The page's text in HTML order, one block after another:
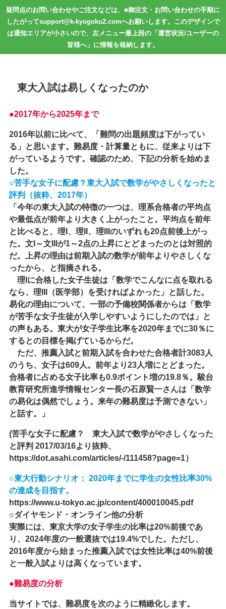
疑問点のお問い合わせやご注文などは、■御注文・お問い合わせの手順に
したがってsupport@k-kyogoku2.comへお願いします。このデザインで
は通知エリアが小さいので、左メニュー最上段の「運営状況/ユーザーの
皆様へ」に情報を格納します。
東大入試は易しくなったのか
●2017年から2025年まで
2016年以前に比べて、「難問の出題頻度は下がってい
る」と思います。難易度・計算量ともに、従来よりは下
がっているようです。確認のため、下記の分析を始めま
した。
○苦手な女子に配慮？東大入試で数学がやさしくなったと
評判（抜粋、2017年）
「今年の東大入試の特徴の一つは、理系合格者の平均点
や最低点が前年より大きく上がったこと。平均点を前年
と比べると、理I、理II、理IIIのいずれも20点前後上がっ
た。文I～文IIIが1～2点の上昇にとどまったのとは対照的
だ。上昇の理由は前期入試の数学が前年よりやさしくな
ったから、と指摘される。
理Iに合格した女子生徒は「数学でこんなに点を取れる
なら、理III（医学部）を受ければよかった」と話した。
易化の理由について、一部の予備校関係者からは「数学
が苦手な女子生徒が入学しやすいようにしたのでは」と
の声もある。東大が女子学生比率を2020年までに30％に
するとの目標を掲げているからだ。
ただ、推薦入試と前期入試を合わせた合格者計3083人
のうち、女子は609人。前年より23人増にとどまった。
合格者に占める女子比率も0.9ポイント増の19.8％。駿台
教育研究所進学情報センター長の石原賢一さんは「数学
の易化は偶然でしょう。来年の難易度は予測できない」
と話す。」
(苦手な女子に配慮？ 東大入試で数学がやさしくなった
と評判 2017/03/16より抜粋、
https://dot.asahi.com/articles/-/111458?page=1）
○東大行動シナリオ： 2020年までに学生の女性比率30%
の達成を目指す。
https://www.u-tokyo.ac.jp/content/400010045.pdf
○ダイヤモンド・オンライン他の分析
実際には、東京大学の女子学生の比率は20%前後であ
り、2024年度の一般選抜では19.4%でした。ただし、
2016年度から始まった推薦入試では女性比率は40%前後
と一般入試よりは高くなっています。
●難易度の分析
当サイトでは、難易度を次のように精緻化します。